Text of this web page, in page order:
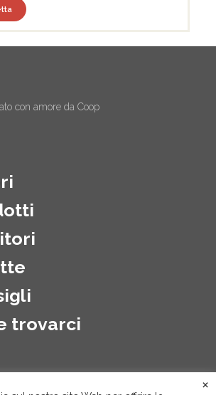
trovarci
×